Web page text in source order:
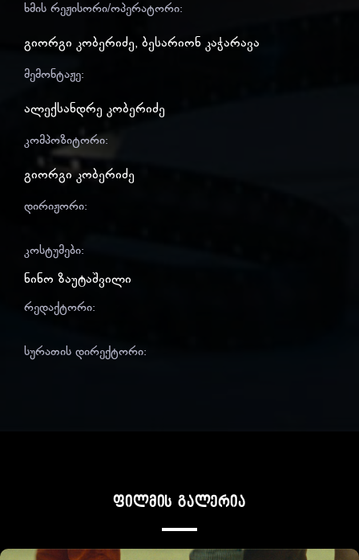
ხმის რეჟისორი/ოპერატორი:
გიორგი კობერიძე, ბესარიონ კაჭარავა
მემონტაჟე:
ალექსანდრე კობერიძე
კომპოზიტორი:
გიორგი კობერიძე
დირიჟორი:
კოსტუმები:
ნინო ზაუტაშვილი
რედაქტორი:
სურათის დირექტორი:
ფილმის გალერია